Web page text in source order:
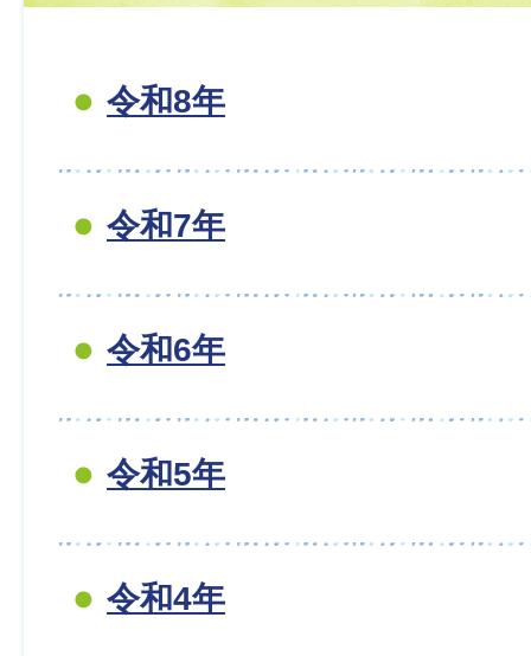
令和8年
令和7年
令和6年
令和5年
令和4年